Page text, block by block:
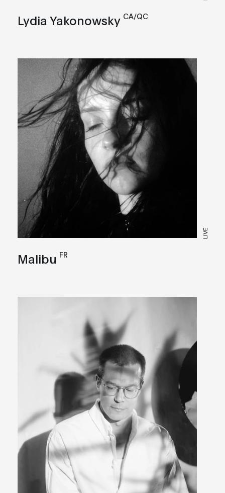
Lydia Yakonowsky CA/QC
LIVE
Malibu FR